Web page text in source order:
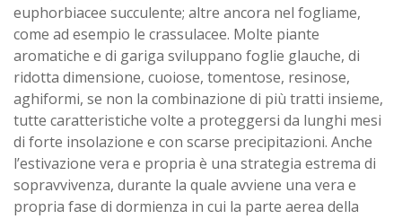
euphorbiacee succulente; altre ancora nel fogliame,
come ad esempio le crassulacee. Molte piante
aromatiche e di gariga sviluppano foglie glauche, di
ridotta dimensione, cuoiose, tomentose, resinose,
aghiformi, se non la combinazione di più tratti insieme,
tutte caratteristiche volte a proteggersi da lunghi mesi
di forte insolazione e con scarse precipitazioni. Anche
l’estivazione vera e propria è una strategia estrema di
sopravvivenza, durante la quale avviene una vera e
propria fase di dormienza in cui la parte aerea della